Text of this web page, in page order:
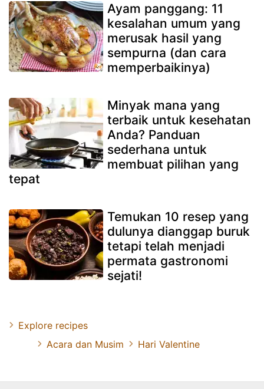
Ayam panggang: 11
kesalahan umum yang
merusak hasil yang
sempurna (dan cara
memperbaikinya)
Minyak mana yang
terbaik untuk kesehatan
Anda? Panduan
sederhana untuk
membuat pilihan yang
tepat
Temukan 10 resep yang
dulunya dianggap buruk
tetapi telah menjadi
permata gastronomi
sejati!
Explore recipes
Acara dan Musim
Hari Valentine